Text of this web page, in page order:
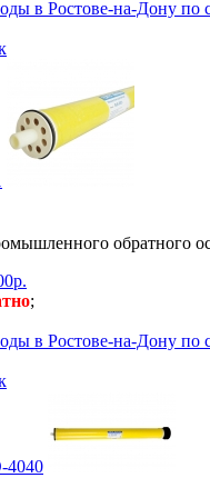
обратного
;
4040